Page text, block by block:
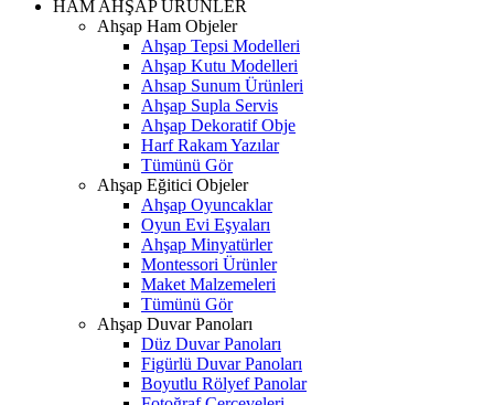
HAM AHŞAP ÜRÜNLER
Ahşap Ham Objeler
Ahşap Tepsi Modelleri
Ahşap Kutu Modelleri
Ahsap Sunum Ürünleri
Ahşap Supla Servis
Ahşap Dekoratif Obje
Harf Rakam Yazılar
Tümünü Gör
Ahşap Eğitici Objeler
Ahşap Oyuncaklar
Oyun Evi Eşyaları
Ahşap Minyatürler
Montessori Ürünler
Maket Malzemeleri
Tümünü Gör
Ahşap Duvar Panoları
Düz Duvar Panoları
Figürlü Duvar Panoları
Boyutlu Rölyef Panolar